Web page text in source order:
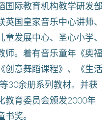
国际教育机构教学研发部
英国皇家音乐中心讲师、
童发展中心、圣心小学、
师。着有音乐童年《奥福
创意舞蹈课程》、《生活
30余册系列教材。并获
教育委员会颁发2000年
奖。